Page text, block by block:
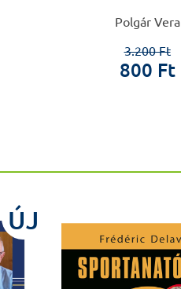
Polgár Vera
3.200 Ft
800 Ft
ÚJ